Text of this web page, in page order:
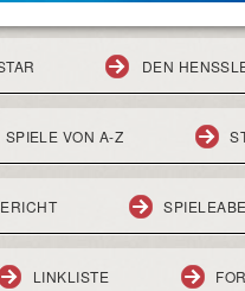
DEN
SPIELE VON A-Z
LINKLISTE